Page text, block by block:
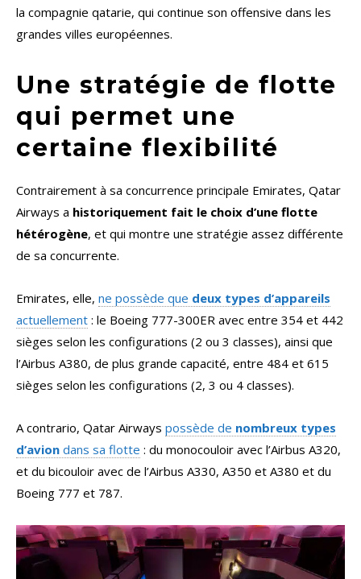
la compagnie qatarie, qui continue son offensive dans les
grandes villes européennes.
Une stratégie de flotte
qui permet une
certaine flexibilité
Contrairement à sa concurrence principale Emirates, Qatar
Airways a historiquement fait le choix d’une flotte
hétérogène, et qui montre une stratégie assez différente
de sa concurrente.
Emirates, elle, ne possède que deux types d’appareils
actuellement : le Boeing 777-300ER avec entre 354 et 442
sièges selon les configurations (2 ou 3 classes), ainsi que
l’Airbus A380, de plus grande capacité, entre 484 et 615
sièges selon les configurations (2, 3 ou 4 classes).
A contrario, Qatar Airways possède de nombreux types
d’avion dans sa flotte : du monocouloir avec l’Airbus A320,
et du bicouloir avec de l’Airbus A330, A350 et A380 et du
Boeing 777 et 787.